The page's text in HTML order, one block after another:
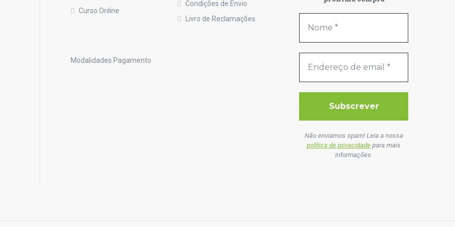
Curso Online
Modalidades Pagamento
Condições de Envio
Livro de Reclamações
Não enviamos spam! Leia a nossa
política de privacidade para mais
informações.